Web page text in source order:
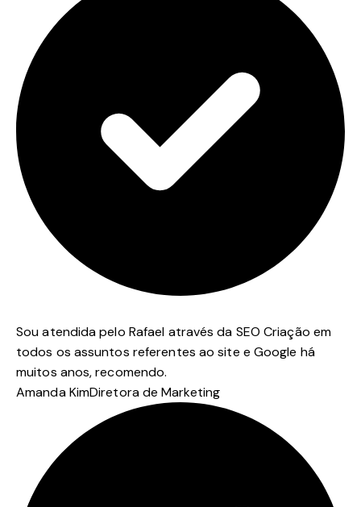
Sou atendida pelo Rafael através da SEO Criação em
todos os assuntos referentes ao site e Google há
muitos anos, recomendo.
Amanda KimDiretora de Marketing